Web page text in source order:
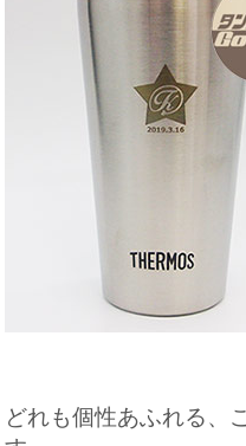
どれも個性あふれる、